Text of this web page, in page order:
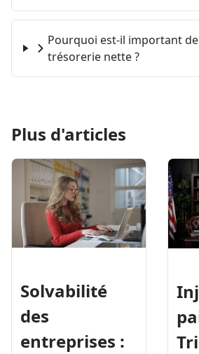
Pourquoi est-il important
trésorerie nette ?
Plus d'articles
Solvabilité
des
entreprises :